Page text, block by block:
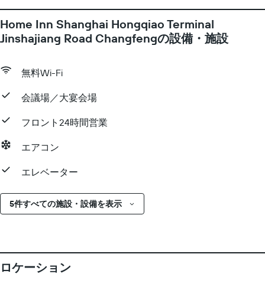
Home Inn Shanghai Hongqiao Terminal
Jinshajiang Road Changfengの設備・施設
無料Wi-Fi
会議場／大宴会場
フロント24時間営業
エアコン
エレベーター
5件すべての施設・設備を表示
ロケーション